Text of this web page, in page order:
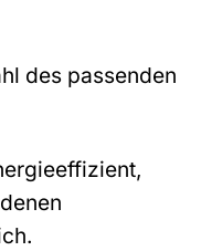
des passenden